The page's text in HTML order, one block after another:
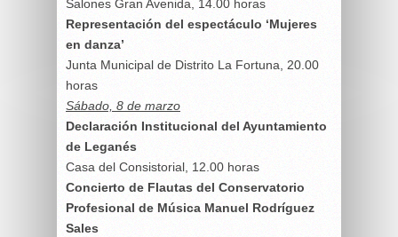
Salones Gran Avenida, 14.00 horas
Representación del espectáculo ‘Mujeres
en danza’
Junta Municipal de Distrito La Fortuna, 20.00
horas
Sábado, 8 de marzo
Declaración Institucional del Ayuntamiento
de Leganés
Casa del Consistorial, 12.00 horas
Concierto de Flautas del Conservatorio
Profesional de Música Manuel Rodríguez
Sales